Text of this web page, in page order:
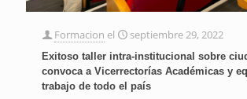
Formacion el septiembre 29, 2022
Exitoso taller intra-institucional sobre
convoca a Vicerrectorías Académicas y
trabajo de todo el país